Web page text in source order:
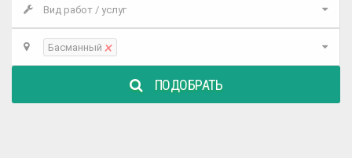
Вид работ / услуг
Басманный ×
ПОДОБРАТЬ